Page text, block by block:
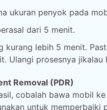
ukuran penyok pada
dari 5 menit.
kurang lebih 5 menit.
Ulangi prosesnya jikalau
Removal (PDR)
cobalah bawa mobil
untuk